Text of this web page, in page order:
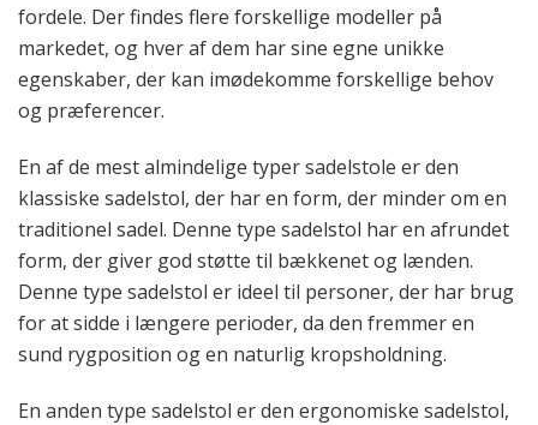
fordele. Der findes flere forskellige modeller på
markedet, og hver af dem har sine egne unikke
egenskaber, der kan imødekomme forskellige behov
og præferencer.
En af de mest almindelige typer sadelstole er den
klassiske sadelstol, der har en form, der minder om en
traditionel sadel. Denne type sadelstol har en afrundet
form, der giver god støtte til bækkenet og lænden.
Denne type sadelstol er ideel til personer, der har brug
for at sidde i længere perioder, da den fremmer en
sund rygposition og en naturlig kropsholdning.
En anden type sadelstol er den ergonomiske sadelstol,